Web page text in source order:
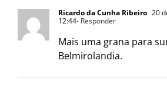
Ricardo da Cunha Ribeiro 20
12:44- Responder
Mais uma grana para
Belmirolandia.